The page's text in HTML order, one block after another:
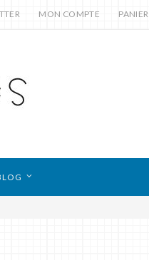
MON COMPTE PANIER